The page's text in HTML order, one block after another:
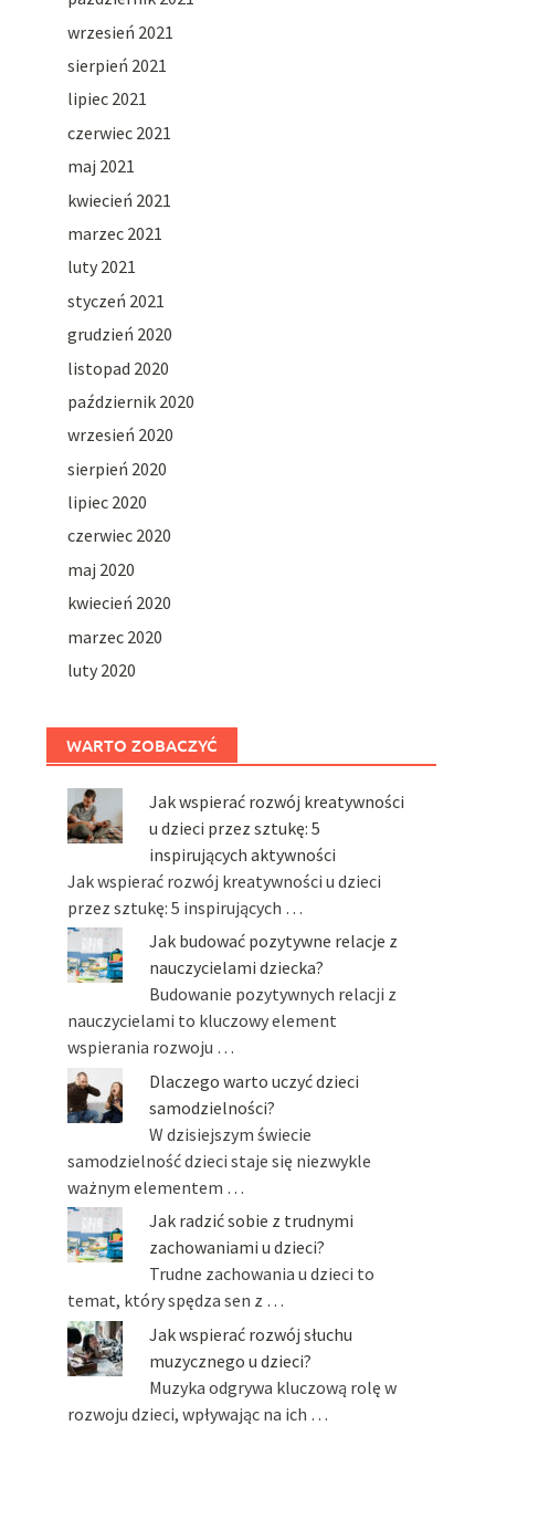
wrzesień 2021
sierpień 2021
lipiec 2021
czerwiec 2021
maj 2021
kwiecień 2021
marzec 2021
luty 2021
styczeń 2021
grudzień 2020
listopad 2020
październik 2020
wrzesień 2020
sierpień 2020
lipiec 2020
czerwiec 2020
maj 2020
kwiecień 2020
marzec 2020
luty 2020
WARTO ZOBACZYĆ
Jak wspierać rozwój kreatywności
u dzieci przez sztukę: 5
inspirujących aktywności
Jak wspierać rozwój kreatywności u dzieci
przez sztukę: 5 inspirujących …
Jak budować pozytywne relacje z
nauczycielami dziecka?
Budowanie pozytywnych relacji z
nauczycielami to kluczowy element
wspierania rozwoju …
Dlaczego warto uczyć dzieci
samodzielności?
W dzisiejszym świecie
samodzielność dzieci staje się niezwykle
ważnym elementem …
Jak radzić sobie z trudnymi
zachowaniami u dzieci?
Trudne zachowania u dzieci to
temat, który spędza sen z …
Jak wspierać rozwój słuchu
muzycznego u dzieci?
Muzyka odgrywa kluczową rolę w
rozwoju dzieci, wpływając na ich …